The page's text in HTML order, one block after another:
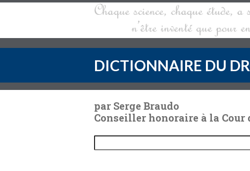
DICTIONNAIRE DU
par Serge Braudo
Conseiller honoraire à la Cour